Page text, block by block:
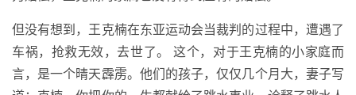
但没有想到，王克楠在东亚运动会当裁判的过程中，遭遇了
车祸，抢救无效，去世了。 这个，对于王克楠的小家庭而
言，是一个晴天霹雳。他们的孩子，仅仅几个月大，妻子写